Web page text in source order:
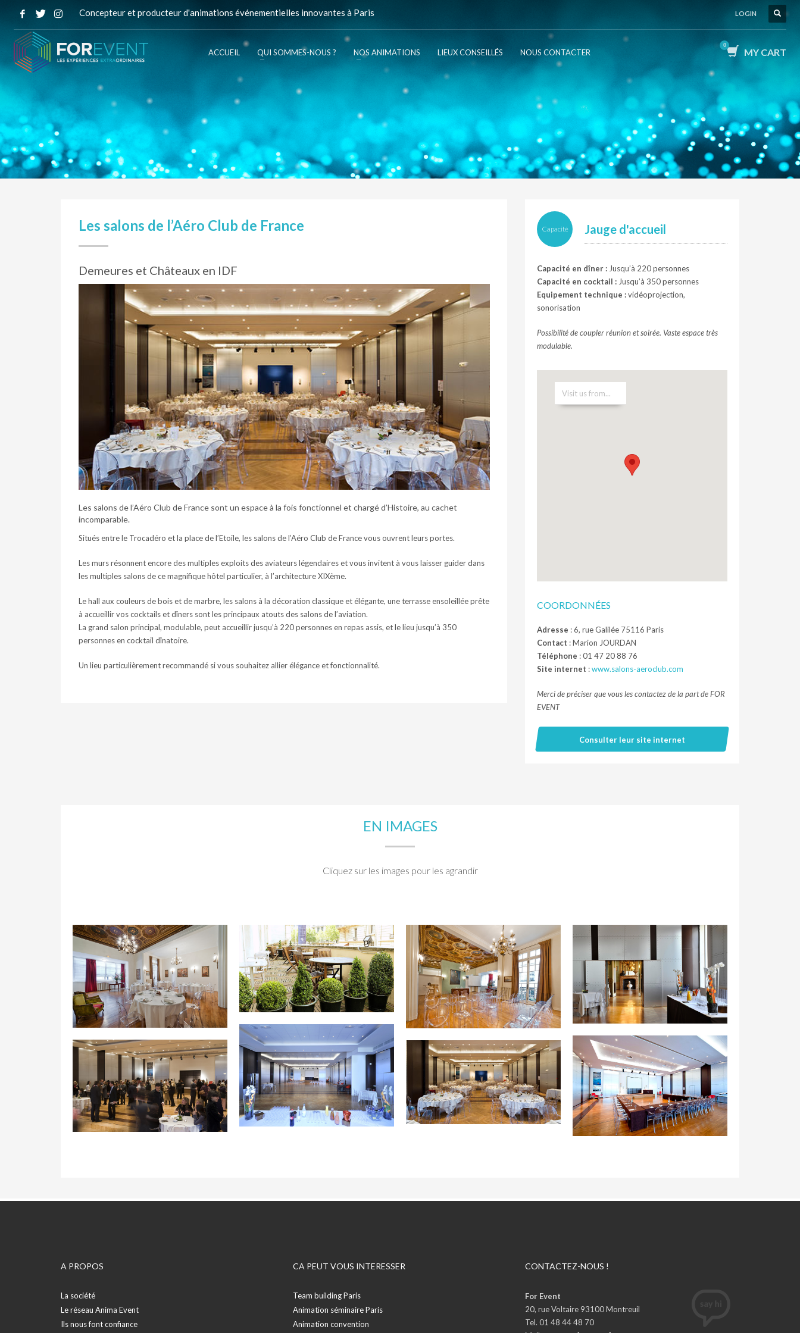
Concepteur et producteur d'animations événementielles innovantes à Paris LOGIN
ACCUEIL QUI SOMMES-NOUS ? NOS ANIMATIONS LIEUX CONSEILLÉS NOUS CONTACTER MY CART
Les salons de l’Aéro Club de France
Demeures et Châteaux en IDF
Les salons de l’Aéro Club de France sont un espace à la fois fonctionnel et chargé d’Histoire, au cachet
incomparable.
Situés entre le Trocadéro et la place de l’Etoile, les salons de l’Aéro Club de France vous ouvrent leurs portes.
Les murs résonnent encore des multiples exploits des aviateurs légendaires et vous invitent à vous laisser guider dans
les multiples salons de ce magnifique hôtel particulier, à l’architecture XIXème.
Le hall aux couleurs de bois et de marbre, les salons à la décoration classique et élégante, une terrasse ensoleillée prête
à accueillir vos cocktails et dîners sont les principaux atouts des salons de l’aviation.
La grand salon principal, modulable, peut accueillir jusqu’à 220 personnes en repas assis, et le lieu jusqu’à 350
personnes en cocktail dînatoire.
Un lieu particulièrement recommandé si vous souhaitez allier élégance et fonctionnalité.
Capacité Jauge d'accueil
Capacité en dîner : Jusqu’à 220 personnes
Capacité en cocktail : Jusqu’à 350 personnes
Equipement technique :vidéoprojection,
sonorisation
Possibilité de coupler réunion et soirée. Vaste espace très
modulable.
COORDONNÉES
Adresse : 6, rue Galilée 75116 Paris
Contact : Marion JOURDAN
Téléphone : 01 47 20 88 76
Site internet :www.salons-aeroclub.com
Merci de préciser que vous les contactez de la part de FOR
EVENT
Consulter leur site internet
EN IMAGES
Cliquez sur les images pour les agrandir
A PROPOS
La société
Le réseau Anima Event
Ils nous font confiance
CA PEUT VOUS INTERESSER
Team building Paris
Animation séminaire Paris
Animation convention
CONTACTEZ-NOUS !
For Event
20, rue Voltaire 93100 Montreuil
Tel. 01 48 44 48 70